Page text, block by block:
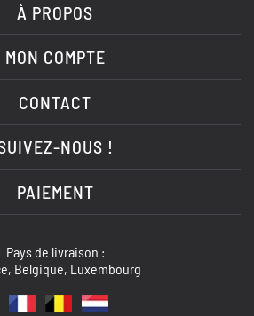
À PROPOS
MON COMPTE
CONTACT
NOUS !
PAIEMENT
Pays de livraison :
Belgique, Luxembourg